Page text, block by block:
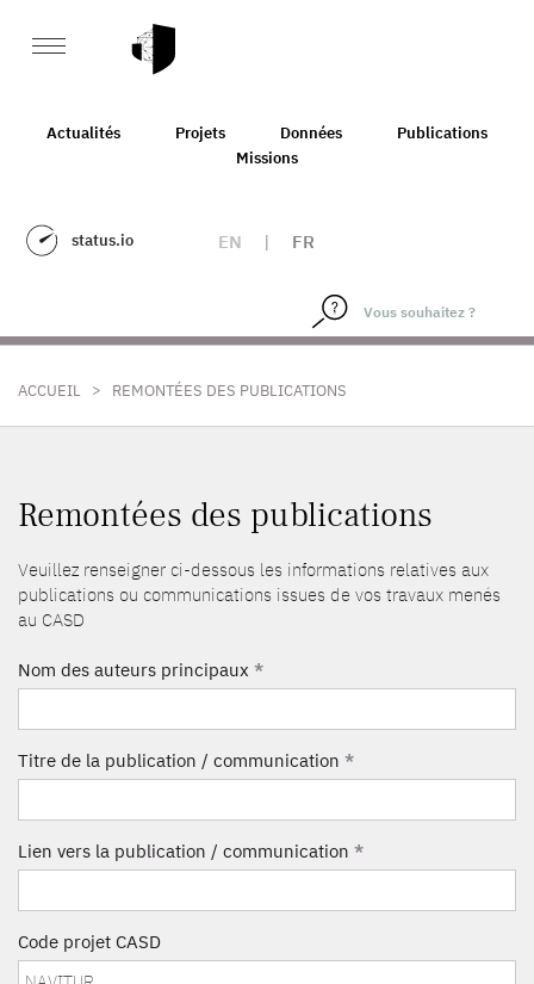
Actualités Projets Données
Publications
Missions
status.io EN | FR
ACCUEIL > REMONTÉES DES PUBLICATIONS
Remontées des publications
Veuillez renseigner ci-dessous les informations relatives aux
publications ou communications issues de vos travaux menés
au CASD
Nom des auteurs principaux *
Titre de la publication / communication *
Lien vers la publication / communication *
Code projet CASD